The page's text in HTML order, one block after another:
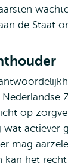
de Staat
op
actiever
mag
kan het